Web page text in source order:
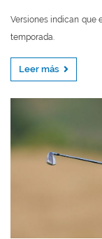
Versiones indican que
temporada.
Leer más